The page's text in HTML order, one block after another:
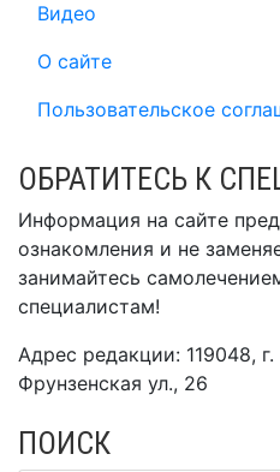
Видео
О сайте
Пользовательское
ОБРАТИТЕСЬ К
Информация на сайте
ознакомления и не
занимайтесь
специалистам!
Адрес редакции: 119048,
Фрунзенская ул., 26
ПОИСК